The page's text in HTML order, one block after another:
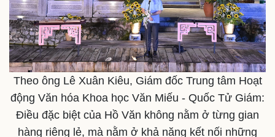
Thế giới thể thao
eSports
Hậu trường
Tư vấn
Theo ông Lê Xuân Kiêu, Giám đốc Trung tâm Hoạt
động Văn hóa Khoa học Văn Miếu - Quốc Tử Giám:
Điều đặc biệt của Hồ Văn không nằm ở từng gian
hàng riêng lẻ, mà nằm ở khả năng kết nối những